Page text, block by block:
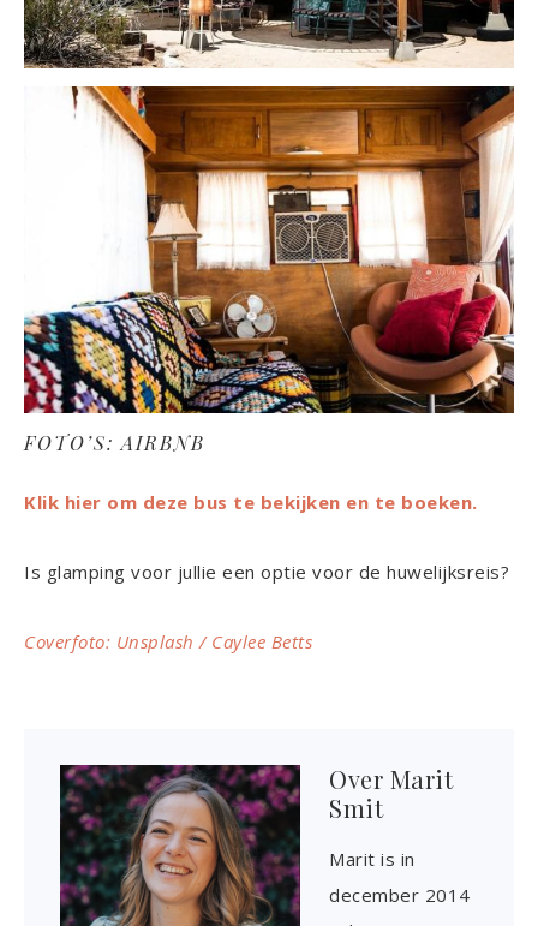
FOTO’S: AIRBNB
Klik hier om deze bus te bekijken en te boeken.
Is glamping voor jullie een optie voor de huwelijksreis?
Coverfoto: Unsplash / Caylee Betts
Over Marit
Smit
Marit is in
december 2014